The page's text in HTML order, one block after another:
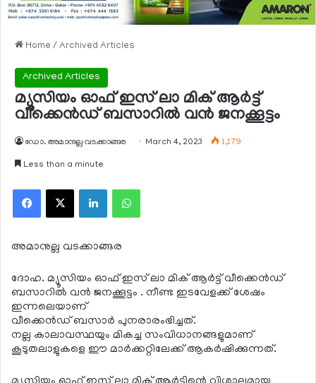
Home / Archived Articles
Archived Articles
മ്യൂസിയം ഓഫ് ഇസ് ലാ മിക് ആര്‍ട്ട്
വീക്കെന്‍ഡ് ബസാറില്‍ വന്‍ ജനക്കൂട്ടം
ഡോ. അമാനുല്ല വടക്കാങ്ങര March 4, 2023 1,179
Less than a minute
Facebook
X LinkedInWhatsApp
അമാനുല്ല വടക്കാങ്ങര
ദോഹ. മ്യൂസിയം ഓഫ് ഇസ് ലാ മിക് ആര്‍ട്ട് വീക്കെന്‍ഡ്
ബസാറില്‍ വന്‍ ജനക്കൂട്ടം . നീണ്ട ഇടവേളക്ക് ശേഷം
ഇന്നലെയാണ്
വീക്കെന്‍ഡ് ബസാര്‍ പുനരാരംഭിച്ചത്.
നല്ല കാലാവസ്ഥയും മികച്ച സംവിധാനങ്ങളുമാണ്
കൂടുതലാളുകളെ ഈ മാര്‍ക്കറ്റിലേക്ക് ആകര്‍ഷിക്കുന്നത്.